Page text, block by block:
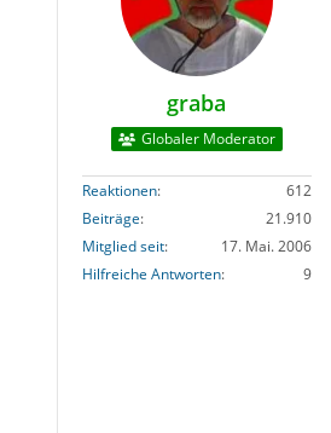
graba
Globaler Moderator
Reaktionen
612
Beiträge
21.910
Mitglied seit
17. Mai. 2006
Hilfreiche Antworten
9